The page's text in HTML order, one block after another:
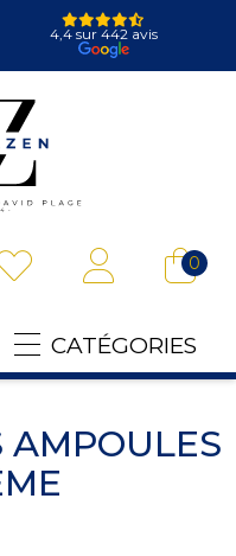
4,4 sur 442 avis
0
CATÉGORIES
AMPOULES